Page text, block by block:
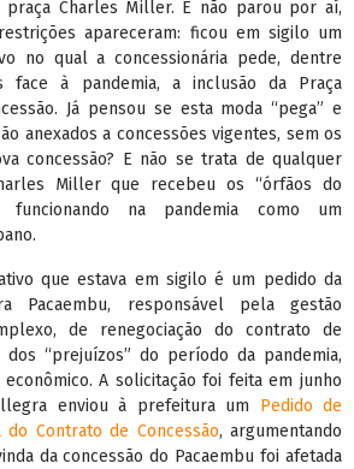
Charles Miller. E não parou por aí,
apareceram: ficou em sigilo um
no qual a concessionária pede, dentre
face à pandemia, a inclusão da Praça
Já pensou se esta moda “pega” e
anexados a concessões vigentes, sem os
concessão? E não se trata de qualquer
Miller que recebeu os “órfãos do
funcionando na pandemia como um
que estava em sigilo é um pedido da
Pacaembu, responsável pela gestão
de renegociação do contrato de
dos “prejuízos” do período da pandemia,
A solicitação foi feita em junho
enviou à prefeitura um Pedido de
do Contrato de Concessão, argumentando
da concessão do Pacaembu foi afetada